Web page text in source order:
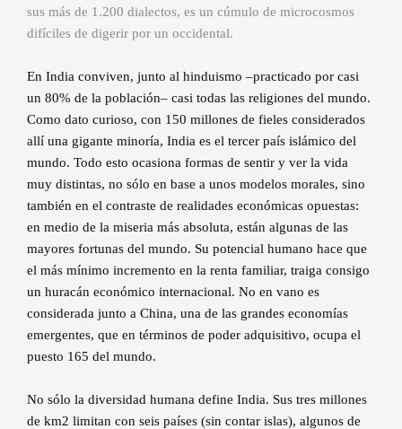
sus más de 1.200 dialectos, es un cúmulo de microcosmos
difíciles de digerir por un occidental.
En India conviven, junto al hinduismo –practicado por casi
un 80% de la población– casi todas las religiones del mundo.
Como dato curioso, con 150 millones de fieles considerados
allí una gigante minoría, India es el tercer país islámico del
mundo. Todo esto ocasiona formas de sentir y ver la vida
muy distintas, no sólo en base a unos modelos morales, sino
también en el contraste de realidades económicas opuestas:
en medio de la miseria más absoluta, están algunas de las
mayores fortunas del mundo. Su potencial humano hace que
el más mínimo incremento en la renta familiar, traiga consigo
un huracán económico internacional. No en vano es
considerada junto a China, una de las grandes economías
emergentes, que en términos de poder adquisitivo, ocupa el
puesto 165 del mundo.
No sólo la diversidad humana define India. Sus tres millones
de km2 limitan con seis países (sin contar islas), algunos de